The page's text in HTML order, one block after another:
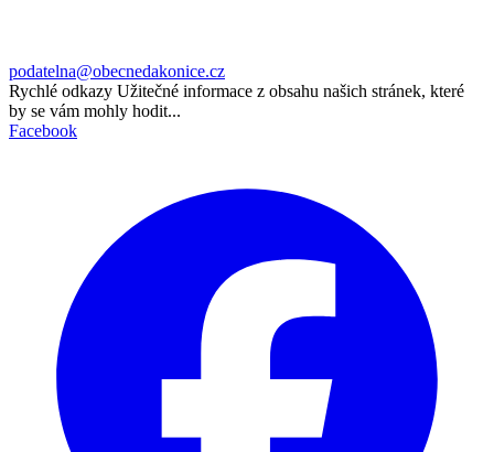
podatelna@obecnedakonice.cz
Rychlé odkazy Užitečné informace z obsahu našich stránek, které
by se vám mohly hodit...
Facebook